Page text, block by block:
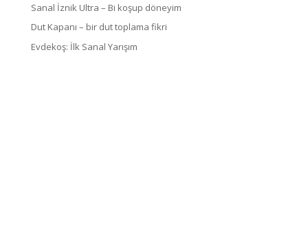
Sanal İznik Ultra – Bi koşup döneyim
Dut Kapanı – bir dut toplama fikri
Evdekoş: İlk Sanal Yarışım